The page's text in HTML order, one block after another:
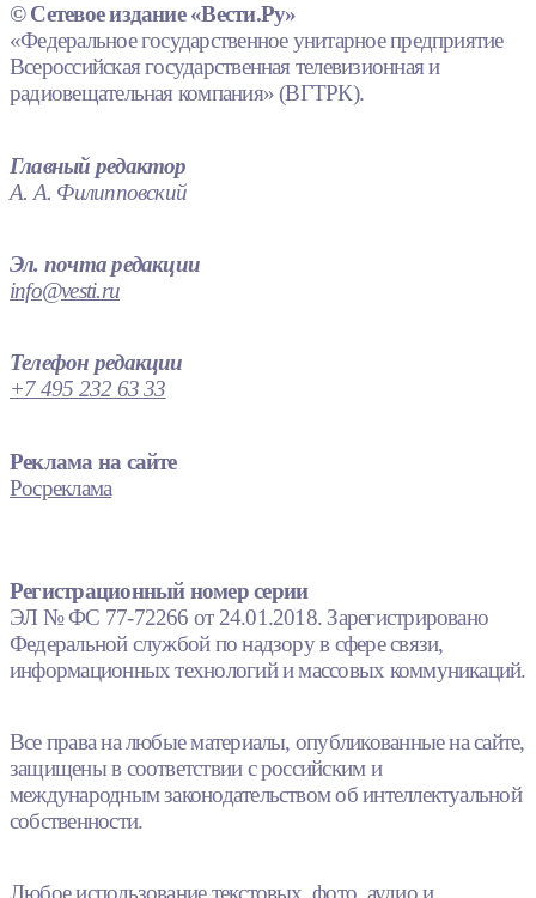
© Сетевое издание «Вести.Ру»
«Федеральное государственное унитарное предприятие
Всероссийская государственная телевизионная и
радиовещательная компания» (ВГТРК).
Главный редактор
А. А. Филипповский
Эл. почта редакции
info@vesti.ru
Телефон редакции
+7 495 232 63 33
Реклама на сайте
Росреклама
Регистрационный номер серии
ЭЛ № ФС 77-72266 от 24.01.2018. Зарегистрировано
Федеральной службой по надзору в сфере связи,
информационных технологий и массовых коммуникаций.
Все права на любые материалы, опубликованные на сайте,
защищены в соответствии с российским и
международным законодательством об интеллектуальной
собственности.